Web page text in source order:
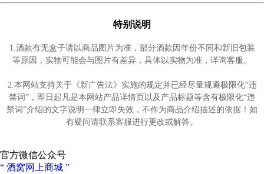
特别说明
1.酒款有无盒子请以商品图片为准，部分酒款因年份不同和新旧包装
等原因，实物可能会与图片有差异，具体以实物为准，详询客服。
2.本网站支持关于《新广告法》实施的规定并已经尽量规避极限化“违
禁词”，即日起凡是本网站产品详情页以及产品标题等含有极限化“违
禁词”介绍的文字说明一律立即失效，不作为商品介绍描述的依据！如
有疑问请联系客服进行更改或解答。
官方微信公众号
“ 酒窝网上商城 ”